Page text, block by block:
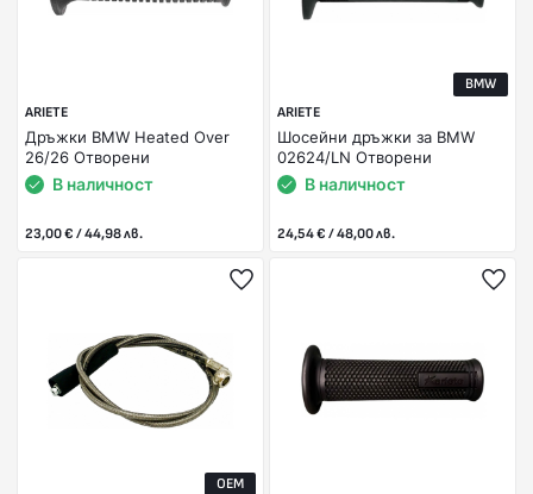
ARIETE
Дръжки BMW Heated Over
26/26 Отворени
В наличност
23,00 € / 44,98 лв.
BMW
ARIETE
Шосейни дръжки за BMW
02624/LN Отворени
В наличност
24,54 € / 48,00 лв.
OEM